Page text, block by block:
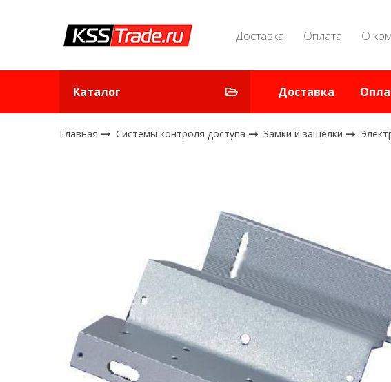
Доставка Оплата О
Каталог Доставка
Главная Системы контроля доступа Замки и защёлки